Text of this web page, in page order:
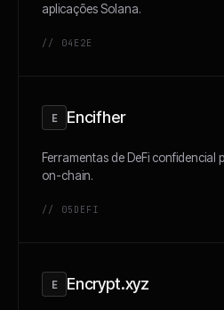
aplicações Solana.
// 04 E2E
E Encifher
Ferramentas de DeFi confidencial
on-chain.
// 05 DEFI
E Encrypt.xyz